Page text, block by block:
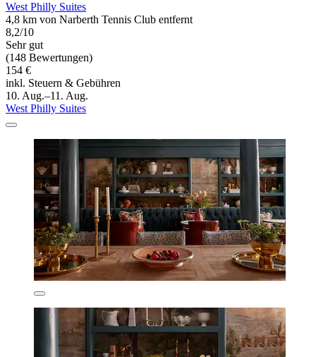
West Philly Suites
4,8 km von Narberth Tennis Club entfernt
8,2/10
Sehr gut
(148 Bewertungen)
154 €
inkl. Steuern & Gebühren
10. Aug.–11. Aug.
West Philly Suites